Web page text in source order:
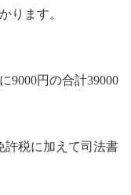
ります。
9000円の合計39000
許税に加えて司法書